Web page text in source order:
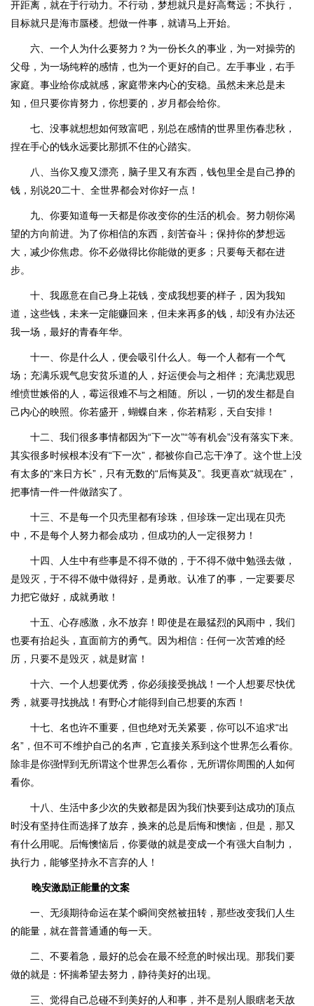
开距离，就在于行动力。不行动，梦想就只是好高骛远；不执行，
目标就只是海市蜃楼。想做一件事，就请马上开始。
六、一个人为什么要努力？为一份长久的事业，为一对操劳的
父母，为一场纯粹的感情，也为一个更好的自己。左手事业，右手
家庭。事业给你成就感，家庭带来内心的安稳。虽然未来总是未
知，但只要你肯努力，你想要的，岁月都会给你。
七、没事就想想如何致富吧，别总在感情的世界里伤春悲秋，
捏在手心的钱永远要比那抓不住的心踏实。
八、当你又瘦又漂亮，脑子里又有东西，钱包里全是自己挣的
钱，别说20二十、全世界都会对你好一点！
九、你要知道每一天都是你改变你的生活的机会。努力朝你渴
望的方向前进。为了你相信的东西，刻苦奋斗；保持你的梦想远
大，减少你焦虑。你不必做得比你能做的更多；只要每天都在进
步。
十、我愿意在自己身上花钱，变成我想要的样子，因为我知
道，这些钱，未来一定能赚回来，但未来再多的钱，却没有办法还
我一场，最好的青春年华。
十一、你是什么人，便会吸引什么人。每一个人都有一个气
场；充满乐观气息安贫乐道的人，好运便会与之相伴；充满悲观思
维愤世嫉俗的人，霉运很难不与之相随。所以，一切的发生都是自
己内心的映照。你若盛开，蝴蝶自来，你若精彩，天自安排！
十二、我们很多事情都因为“下一次”“等有机会”没有落实下来。
其实很多时候根本没有“下一次”，都被你自己忘干净了。这个世上没
有太多的“来日方长”，只有无数的“后悔莫及”。我更喜欢“就现在”，
把事情一件一件做踏实了。
十三、不是每一个贝壳里都有珍珠，但珍珠一定出现在贝壳
中，不是每个人努力都会成功，但成功的人一定很努力！
十四、人生中有些事是不得不做的，于不得不做中勉强去做，
是毁灭，于不得不做中做得好，是勇敢。认准了的事，一定要要尽
力把它做好，成就勇敢！
十五、心存感激，永不放弃！即使是在最猛烈的风雨中，我们
也要有抬起头，直面前方的勇气。因为相信：任何一次苦难的经
历，只要不是毁灭，就是财富！
十六、一个人想要优秀，你必须接受挑战！一个人想要尽快优
秀，就要寻找挑战！有野心才能得到自己想要的东西！
十七、名也许不重要，但也绝对无关紧要，你可以不追求“出
名”，但不可不维护自己的名声，它直接关系到这个世界怎么看你。
除非是你强悍到无所谓这个世界怎么看你，无所谓你周围的人如何
看你。
十八、生活中多少次的失败都是因为我们快要到达成功的顶点
时没有坚持住而选择了放弃，换来的总是后悔和懊恼，但是，那又
有什么用呢。后悔懊恼后，你要做的就是变成一个有强大自制力，
执行力，能够坚持永不言弃的人！
晚安激励正能量的文案
一、无须期待命运在某个瞬间突然被扭转，那些改变我们人生
的能量，就在普普通通的每一天。
二、不要着急，最好的总会在最不经意的时候出现。那我们要
做的就是：怀揣希望去努力，静待美好的出现。
三、觉得自己总碰不到美好的人和事，并不是别人眼瞎老天故